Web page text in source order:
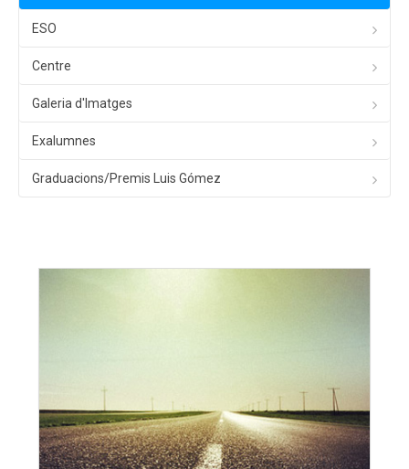
ESO
Centre
Galeria d'Imatges
Exalumnes
Graduacions/Premis Luis Gómez